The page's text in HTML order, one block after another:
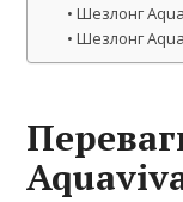
Шезлонг
Шезлонг